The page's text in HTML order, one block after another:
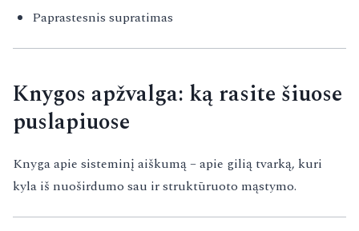
Paprastesnis supratimas
Knygos apžvalga: ką rasite šiuose
puslapiuose
Knyga apie sisteminį aiškumą – apie gilią tvarką, kuri
kyla iš nuoširdumo sau ir struktūruoto mąstymo.